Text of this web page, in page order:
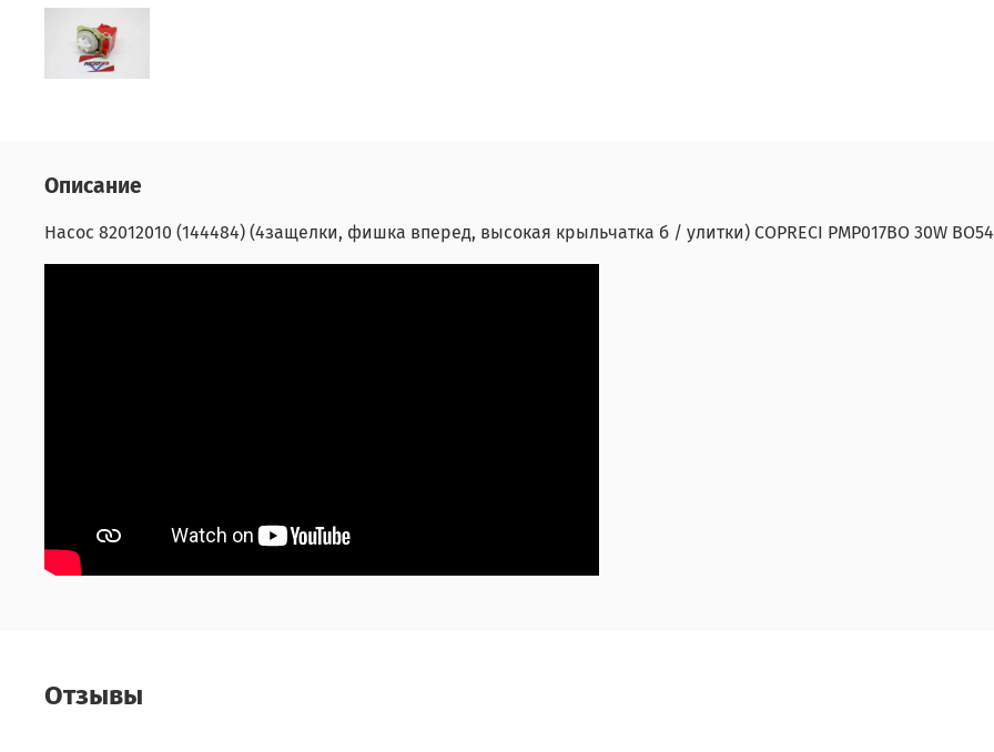
Описание
Насос 82012010 (144484) (4защелки, фишка вперед, высокая крыльчатка б / улитки) COPRECI PMP017BO 30W
Отзывы